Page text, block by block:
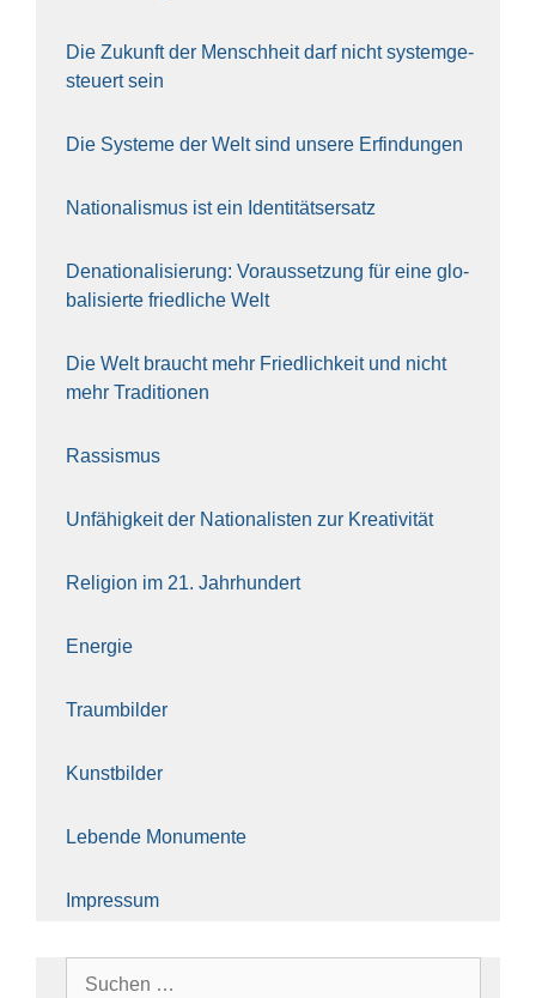
Die Zukunft der Mensch­heit darf nicht sys­tem­ge­
steu­ert sein
Die Sys­te­me der Welt sind unse­re Erfin­dun­gen
Natio­na­lis­mus ist ein Iden­ti­täts­er­satz
Dena­tio­na­li­sie­rung: Vor­aus­set­zung für eine glo­
ba­li­sier­te fried­li­che Welt
Die Welt braucht mehr Fried­lich­keit und nicht
mehr Tra­di­tio­nen
Ras­sis­mus
Unfä­hig­keit der Natio­na­lis­ten zur Krea­ti­vi­tät
Reli­gi­on im 21. Jahr­hun­dert
Ener­gie
Traum­bil­der
Kunst­bil­der
Leben­de Monu­men­te
Impres­sum